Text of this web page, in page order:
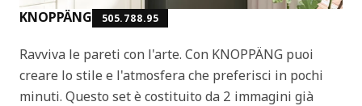
KNOPPÄNG 505.788.95
Ravviva le pareti con l'arte. Con KNOPPÄNG puoi
creare lo stile e l'atmosfera che preferisci in pochi
minuti. Questo set è costituito da 2 immagini già